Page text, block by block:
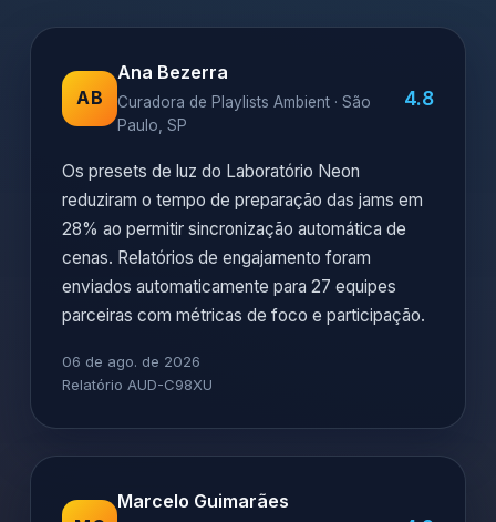
AB
Ana Bezerra
Curadora de Playlists Ambient · São
Paulo, SP
4.8
Os presets de luz do Laboratório Neon
reduziram o tempo de preparação das jams em
28% ao permitir sincronização automática de
cenas. Relatórios de engajamento foram
enviados automaticamente para 27 equipes
parceiras com métricas de foco e participação.
06 de ago. de 2026
Relatório AUD-C98XU
Marcelo Guimarães